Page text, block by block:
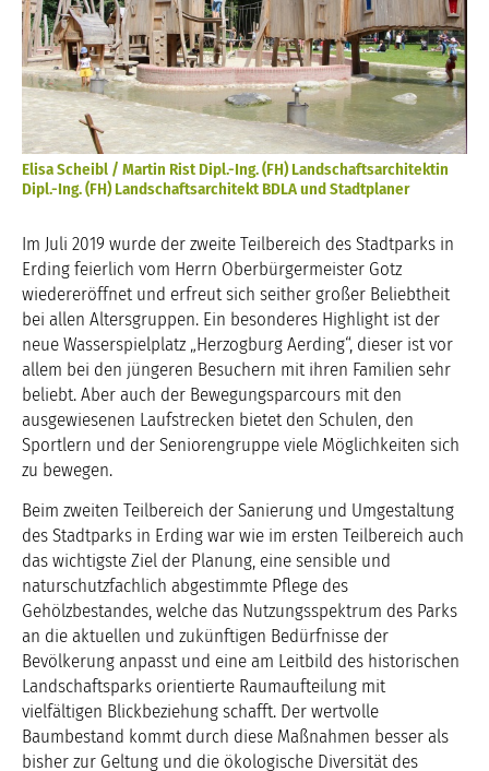
Elisa Scheibl / Martin Rist Dipl.-Ing. (FH) Landschaftsarchitektin
Dipl.-Ing. (FH) Landschaftsarchitekt BDLA und Stadtplaner
Im Juli 2019 wurde der zweite Teilbereich des Stadtparks in
Erding feierlich vom Herrn Oberbürgermeister Gotz
wiedereröffnet und erfreut sich seither großer Beliebtheit
bei allen Altersgruppen. Ein besonderes Highlight ist der
neue Wasserspielplatz „Herzogburg Aerding“, dieser ist vor
allem bei den jüngeren Besuchern mit ihren Familien sehr
beliebt. Aber auch der Bewegungsparcours mit den
ausgewiesenen Laufstrecken bietet den Schulen, den
Sportlern und der Seniorengruppe viele Möglichkeiten sich
zu bewegen.
Beim zweiten Teilbereich der Sanierung und Umgestaltung
des Stadtparks in Erding war wie im ersten Teilbereich auch
das wichtigste Ziel der Planung, eine sensible und
naturschutzfachlich abgestimmte Pflege des
Gehölzbestandes, welche das Nutzungsspektrum des Parks
an die aktuellen und zukünftigen Bedürfnisse der
Bevölkerung anpasst und eine am Leitbild des historischen
Landschaftsparks orientierte Raumaufteilung mit
vielfältigen Blickbeziehung schafft. Der wertvolle
Baumbestand kommt durch diese Maßnahmen besser als
bisher zur Geltung und die ökologische Diversität des